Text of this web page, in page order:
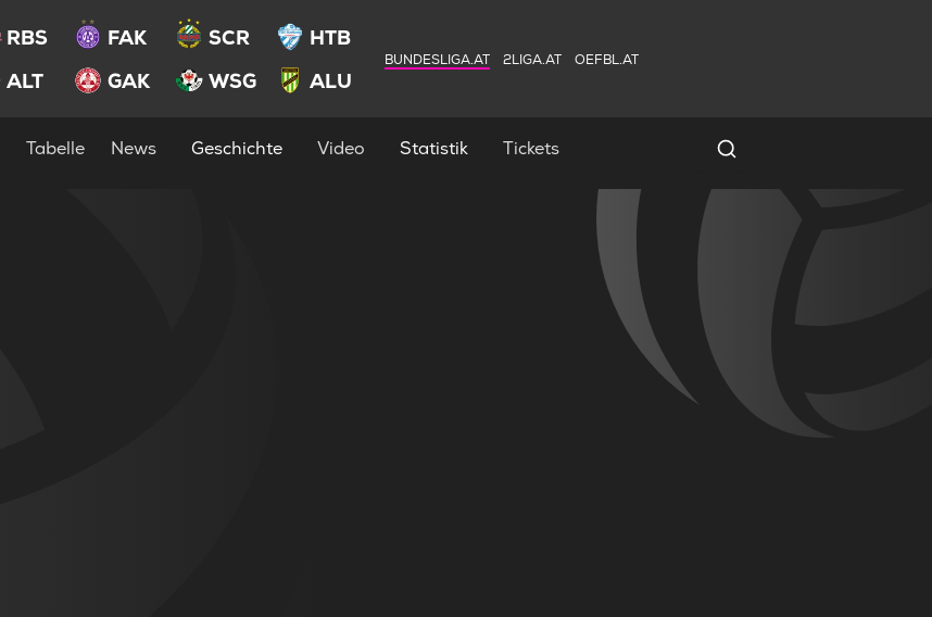
RBS FAK SCR
HTB
ALT GAK WSG ALU
BUNDESLIGA.AT 2LIGA.AT OEFBL.AT
Tabelle News Geschichte Video Statistik Tickets Spielersuche